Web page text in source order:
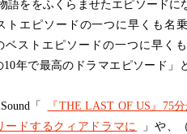
語ををふくらませたエピソードに
トエピソードの一つに早くも名
ベストエピソードの一つに早く
10年で最高のドラマエピソード」
「
『THE LAST OF US』75
ドするクィアドラマに
」や、（